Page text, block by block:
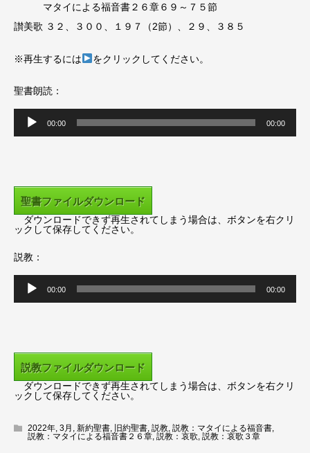
マタイによる福音書２６章６９～７５節
讃美歌 ３２、３００、１９７（2節）、２９、３８５
※再生するには をクリックしてください。
聖書朗読：
音
ー
ヤ
ー
00:00 00:00
聖書ファイルダウンロード
ダウンロードできず再生されてしまう場合は、ボタンを右クリ
ックして保存してください。
説教：
音
ー
ヤ
ー
00:00 00:00
説教ファイルダウンロード
ダウンロードできず再生されてしまう場合は、ボタンを右クリ
ックして保存してください。
2022年 3月 新約聖書 旧約聖書 説教 説教：マタイによる福音書
説教：マタイによる福音書２６章 説教：哀歌 説教：哀歌３章